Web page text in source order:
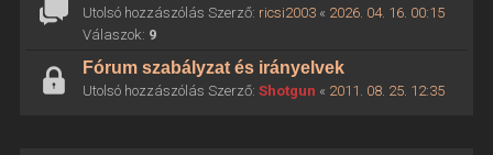
Utolsó hozzászólás Szerző: ricsi2003« 2026. 04. 16. 00:15
Válaszok: 9
Fórum szabályzat és irányelvek
Utolsó hozzászólás Szerző: Shotgun « 2011. 08. 25. 12:35